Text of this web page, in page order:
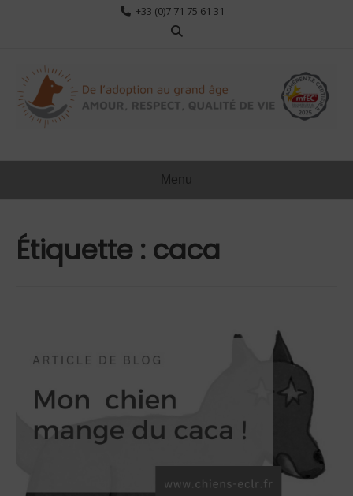
+33 (0)7 71 75 61 31
Menu
Étiquette : caca